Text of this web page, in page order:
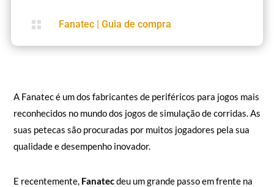
 Fanatec | Guia de compra
A Fanatec é um dos fabricantes de periféricos para jogos mais
reconhecidos no mundo dos jogos de simulação de corridas. As
suas petecas são procuradas por muitos jogadores pela sua
qualidade e desempenho inovador.
E recentemente, Fanatecdeu um grande passo em frente na